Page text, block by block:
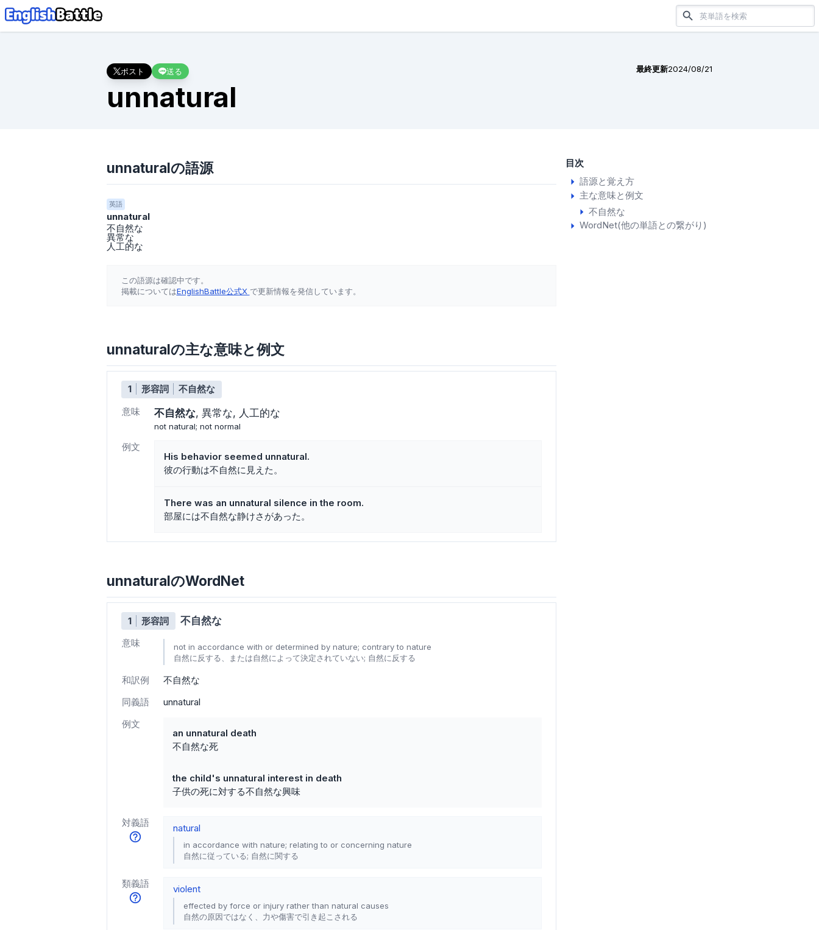
ポスト 送る 最終更新2024/08/21
unnatural
目次
語源と覚え方
主な意味と例文
不自然な
WordNet(他の単語との繋がり)
unnaturalの語源
英語
unnatural
不自然な
異常な
人工的な
この語源は確認中です。
掲載についてはEnglishBattle公式X で更新情報を発信しています。
unnaturalの主な意味と例文
1 形容詞
不自然な
意味
不自然な 異常な 人工的な
not natural; not normal
例文
His behavior seemed unnatural.
彼の行動は不自然に見えた。
There was an unnatural silence in the room.
部屋には不自然な静けさがあった。
unnaturalのWordNet
1 形容詞 不自然な
意味
not in accordance with or determined by nature; contrary to nature
自然に反する、または自然によって決定されていない; 自然に反する
和訳例
不自然な
同義語
unnatural
例文
an unnatural death
不自然な死
the child's unnatural interest in death
子供の死に対する不自然な興味
対義語 natural
in accordance with nature; relating to or concerning nature
自然に従っている; 自然に関する
類義語 violent
effected by force or injury rather than natural causes
自然の原因ではなく、力や傷害で引き起こされる